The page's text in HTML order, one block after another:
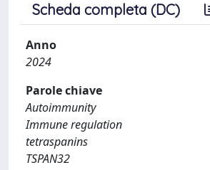
Scheda completa (DC)
Anno
2024
Parole chiave
Autoimmunity
Immune regulation
tetraspanins
TSPAN32